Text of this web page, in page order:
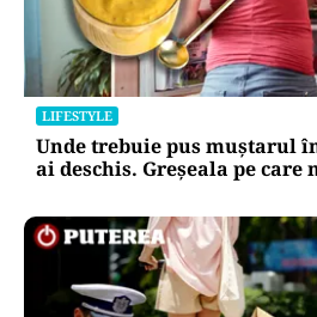
LIFESTYLE
Unde trebuie pus muștarul
ai deschis. Greșeala pe